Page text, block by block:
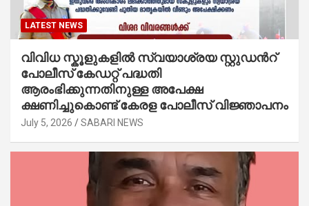
LATEST NEWS
വിവിധ സ്കൂളുകളില്‍ സ്വയാശ്രയ സ്റ്റുഡന്‍റ്
പോലീസ് കേഡറ്റ് പദ്ധതി
ആരംഭിക്കുന്നതിനുള്ള അപേക്ഷ
ക്ഷണിച്ചുകൊണ്ട് കേരള പോലീസ് വിജ്ഞാപനം
July 5, 2026 SABARI NEWS